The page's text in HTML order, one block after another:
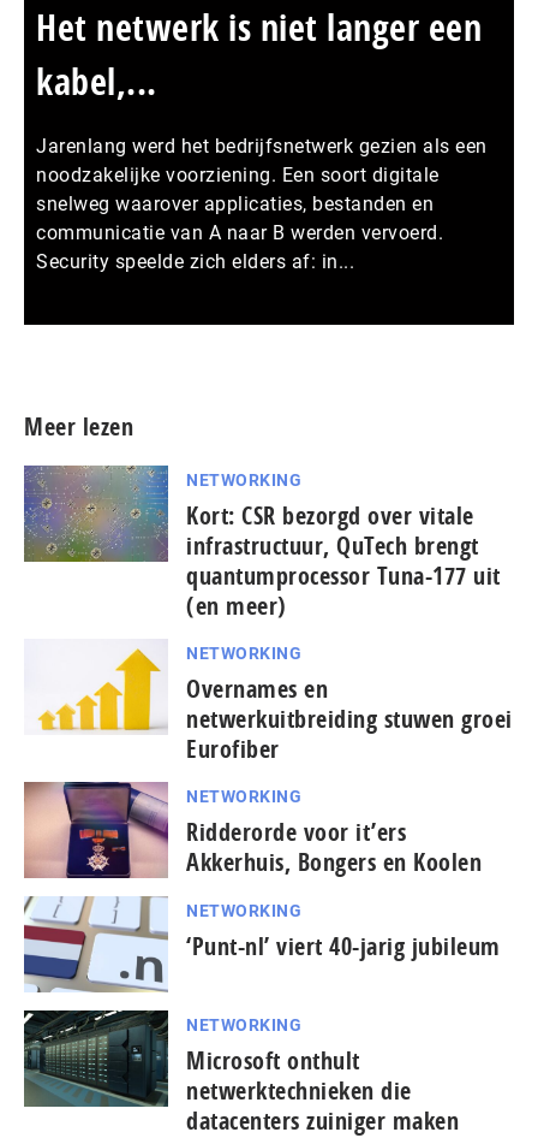
Het netwerk is niet langer een
kabel,...
Jarenlang werd het bedrijfsnetwerk gezien als een
noodzakelijke voorziening. Een soort digitale
snelweg waarover applicaties, bestanden en
communicatie van A naar B werden vervoerd.
Security speelde zich elders af: in...
Meer lezen
NETWORKING
Kort: CSR bezorgd over vitale
infrastructuur, QuTech brengt
quantumprocessor Tuna-177 uit
(en meer)
NETWORKING
Overnames en
netwerkuitbreiding stuwen groei
Eurofiber
NETWORKING
Ridderorde voor it’ers
Akkerhuis, Bongers en Koolen
NETWORKING
‘Punt-nl’ viert 40-jarig jubileum
NETWORKING
Microsoft onthult
netwerktechnieken die
datacenters zuiniger maken